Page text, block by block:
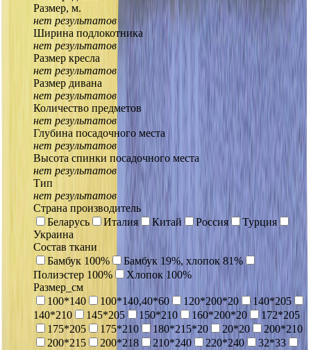
Размер, м.
нет результатов
Ширина подлокотника
нет результатов
Размер кресла
нет результатов
Размер дивана
нет результатов
Количество предметов
нет результатов
Глубина посадочного места
нет результатов
Высота спинки посадочного места
нет результатов
Тип
нет результатов
Страна производитель
Беларусь
Италия Китай Россия
Турция
Украина
Состав ткани
Бамбук 100%
Бамбук 19%, хлопок 81%
Полиэстер 100%
Хлопок 100%
Размер_см
100*140
100*140,40*60 120*200*20
140*205
140*210
145*205 150*210 160*200*20
172*205
175*205
175*210 180*215*20 20*20
200*210
200*215
200*218 210*240 220*240
32*33